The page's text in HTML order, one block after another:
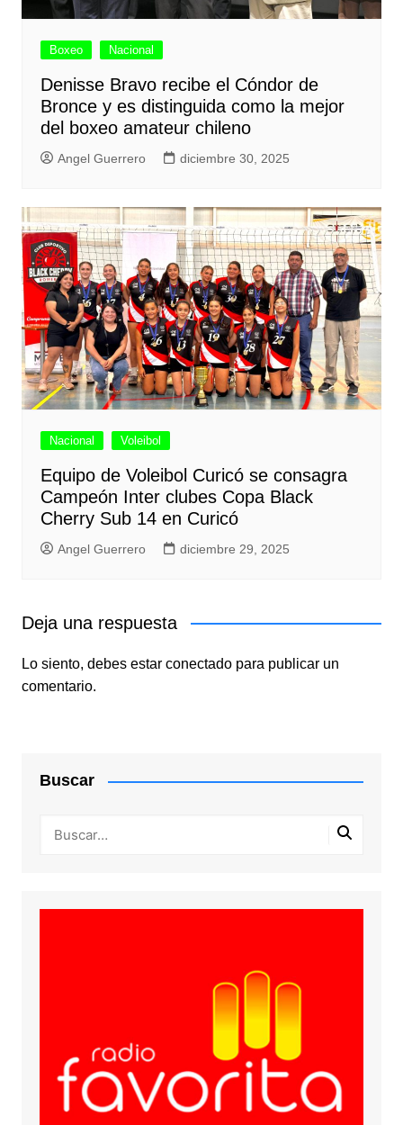
Boxeo Nacional
Denisse Bravo recibe el Cóndor de
Bronce y es distinguida como la mejor
del boxeo amateur chileno
Angel Guerrero diciembre 30, 2025
Nacional Voleibol
Equipo de Voleibol Curicó se consagra
Campeón Inter clubes Copa Black
Cherry Sub 14 en Curicó
Angel Guerrero diciembre 29, 2025
Deja una respuesta
Lo siento, debes estar conectadopara publicar un
comentario.
Buscar